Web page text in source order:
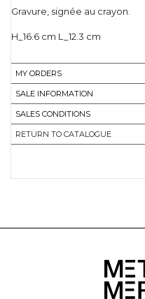
Gravure, signée au crayon.
H_16.6 cm L_12.3 cm
MY ORDERS
SALE INFORMATION
SALES CONDITIONS
RETURN TO CATALOGUE